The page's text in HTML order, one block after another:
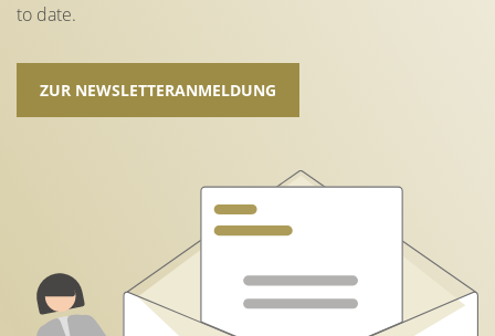
to date.
ZUR NEWSLETTERANMELDUNG